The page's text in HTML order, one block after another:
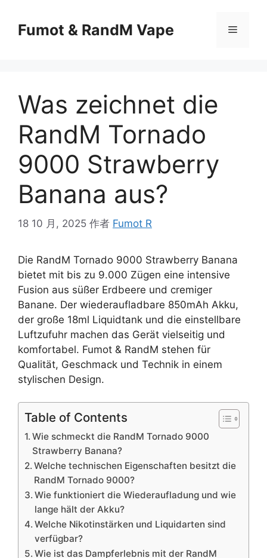
Fumot & RandM Vape
Was zeichnet die
RandM Tornado
9000 Strawberry
Banana aus?
18 10 月, 2025 作者 Fumot R
Die RandM Tornado 9000 Strawberry Banana
bietet mit bis zu 9.000 Zügen eine intensive
Fusion aus süßer Erdbeere und cremiger
Banane. Der wiederaufladbare 850mAh Akku,
der große 18ml Liquidtank und die einstellbare
Luftzufuhr machen das Gerät vielseitig und
komfortabel. Fumot & RandM stehen für
Qualität, Geschmack und Technik in einem
stylischen Design.
Table of Contents
Wie schmeckt die RandM Tornado 9000
Strawberry Banana?
Welche technischen Eigenschaften besitzt die
RandM Tornado 9000?
Wie funktioniert die Wiederaufladung und wie
lange hält der Akku?
Welche Nikotinstärken und Liquidarten sind
verfügbar?
Wie ist das Dampferlebnis mit der RandM